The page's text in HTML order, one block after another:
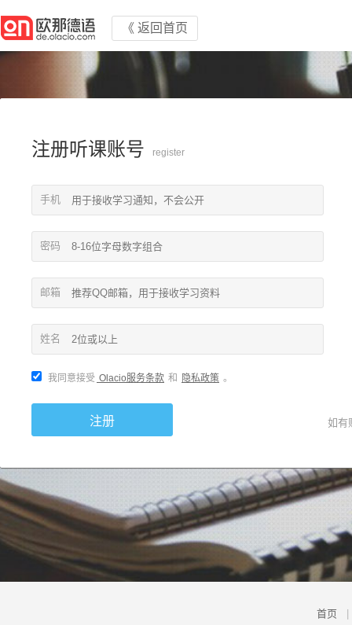
《 返回首页
注册听课账号 register
手机
密码
邮箱
姓名
我同意接受 Olacio服务条款 和 隐私政策 。
注册 如有
首页